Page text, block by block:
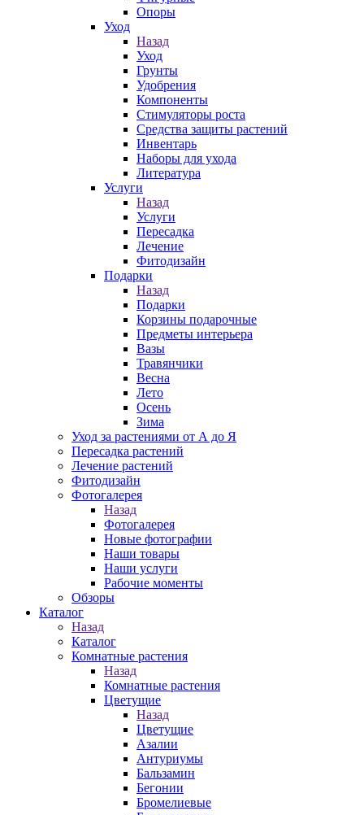
Опоры
Уход
Назад
Уход
Грунты
Удобрения
Компоненты
Стимуляторы роста
Средства защиты растений
Инвентарь
Наборы для ухода
Литература
Услуги
Назад
Услуги
Пересадка
Лечение
Фитодизайн
Подарки
Назад
Подарки
Корзины подарочные
Предметы интерьера
Вазы
Травянчики
Весна
Лето
Осень
Зима
Уход за растениями от А до Я
Пересадка растений
Лечение растений
Фитодизайн
Фотогалерея
Назад
Фотогалерея
Новые фотографии
Наши товары
Наши услуги
Рабочие моменты
Обзоры
Каталог
Назад
Каталог
Комнатные растения
Назад
Комнатные растения
Цветущие
Назад
Цветущие
Азалии
Антуриумы
Бальзамин
Бегонии
Бромелиевые